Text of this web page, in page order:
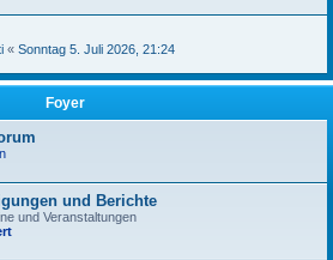
« Sonntag 5. Juli 2026, 21:24
Foyer
und Berichte
und Veranstaltungen